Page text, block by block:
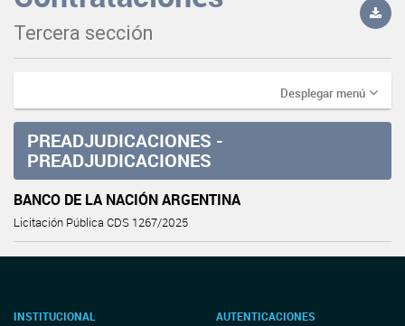
Tercera sección
Desplegar menú
PREADJUDICACIONES -
PREADJUDICACIONES
BANCO DE LA NACIÓN ARGENTINA
Licitación Pública CDS 1267/2025
INSTITUCIONAL AUTENTICACIONES